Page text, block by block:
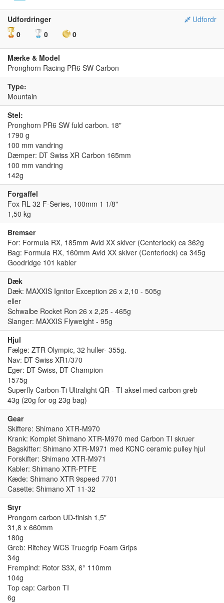
Udfordringer
Udfordr
0
0 0
Mærke & Model
Pronghorn Racing PR6 SW Carbon
Type:
Mountain
Stel:
Pronghorn PR6 SW fuld carbon. 18"
1790 g
100 mm vandring
Dæmper: DT Swiss XR Carbon 165mm
100 mm vandring
142g
Forgaffel
Fox RL 32 F-Series, 100mm 1 1/8"
1,50 kg
Bremser
For: Formula RX, 185mm Avid XX skiver (Centerlock) ca 362g
Bag: Formula RX, 160mm Avid XX skiver (Centerlock) ca 345g
Goodridge 101 kabler
Dæk
Dæk: MAXXIS Ignitor Exception 26 x 2,10 - 505g
eller
Schwalbe Rocket Ron 26 x 2,25 - 465g
Slanger: MAXXIS Flyweight - 95g
Hjul
Fælge: ZTR Olympic, 32 huller- 355g.
Nav: DT Swiss XR1/370
Eger: DT Swiss, DT Champion
1575g
Superfly Carbon-Ti Ultralight QR - TI aksel med carbon greb
43g (20g for og 23g bag)
Gear
Skiftere: Shimano XTR-M970
Krank: Komplet Shimano XTR-M970 med Carbon TI skruer
Bagskifter: Shimano XTR-M971 med KCNC ceramic pulley hjul
Forskifter: Shimano XTR-M971
Kabler: Shimano XTR-PTFE
Kæde: Shimano XTR 9speed 7701
Casette: Shimano XT 11-32
Styr
Prongorn carbon UD-finish 1,5"
31,8 x 660mm
180g
Greb: Ritchey WCS Truegrip Foam Grips
34g
Frempind: Rotor S3X, 6° 110mm
104g
Top cap: Carbon TI
6g